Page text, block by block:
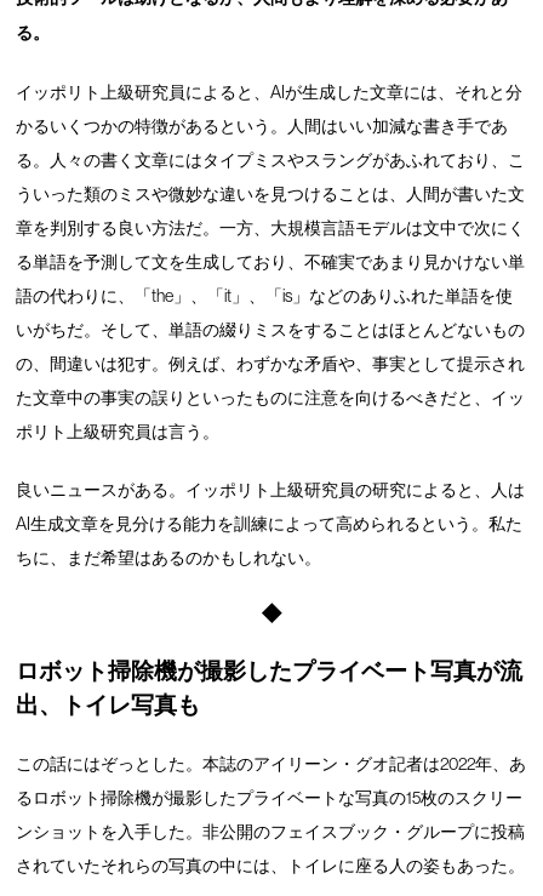
る。
イッポリト上級研究員によると、AIが生成した文章には、それと分
かるいくつかの特徴があるという。人間はいい加減な書き手であ
る。人々の書く文章にはタイプミスやスラングがあふれており、こ
ういった類のミスや微妙な違いを見つけることは、人間が書いた文
章を判別する良い方法だ。一方、大規模言語モデルは文中で次にく
る単語を予測して文を生成しており、不確実であまり見かけない単
語の代わりに、「the」、「it」、「is」などのありふれた単語を使
いがちだ。そして、単語の綴りミスをすることはほとんどないもの
の、間違いは犯す。例えば、わずかな矛盾や、事実として提示され
た文章中の事実の誤りといったものに注意を向けるべきだと、イッ
ポリト上級研究員は言う。
良いニュースがある。イッポリト上級研究員の研究によると、人は
AI生成文章を見分ける能力を訓練によって高められるという。私た
ちに、まだ希望はあるのかもしれない。
◆
ロボット掃除機が撮影したプライベート写真が流
出、トイレ写真も
この話にはぞっとした。本誌のアイリーン・グオ記者は2022年、あ
るロボット掃除機が撮影したプライベートな写真の15枚のスクリー
ンショットを入手した。非公開のフェイスブック・グループに投稿
されていたそれらの写真の中には、トイレに座る人の姿もあった。